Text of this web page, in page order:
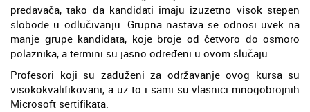
predavača, tako da kandidati imaju izuzetno visok stepen
slobode u odlučivanju. Grupna nastava se odnosi uvek na
manje grupe kandidata, koje broje od četvoro do osmoro
polaznika, a termini su jasno određeni u ovom slučaju.
Profesori koji su zaduženi za održavanje ovog kursa su
visokokvalifikovani, a uz to i sami su vlasnici mnogobrojnih
Microsoft sertifikata.